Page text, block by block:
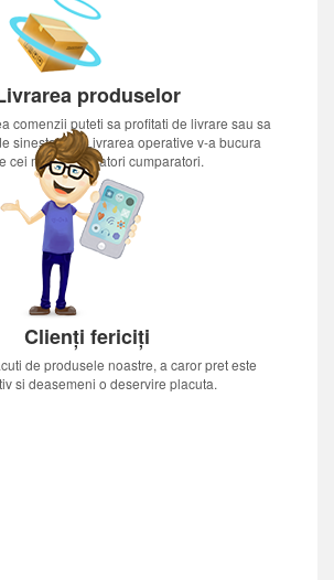
produselor
comenzii puteti sa profitati de livrare sau sa
sinestatator.Livrarea operative v-a bucura
cei mai nerabdatori cumparatori.
Clienți fericiți
de produsele noastre, a caror pret este
si deasemeni o deservire placuta.